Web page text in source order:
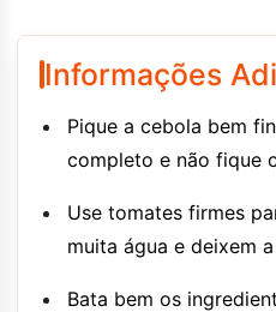
Informações
Pique a cebola bem
completo e não fique
Use tomates firmes
muita água e deixem
Bata bem os